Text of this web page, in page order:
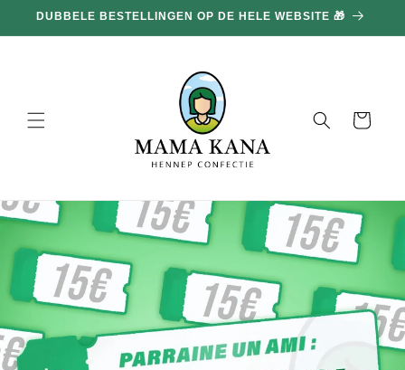
doorgaan
naar
DUBBELE BESTELLINGEN OP DE HELE WEBSITE 🎁
Mand